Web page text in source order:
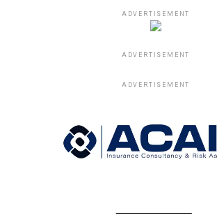
ADVERTISEMENT
ADVERTISEMENT
ADVERTISEMENT